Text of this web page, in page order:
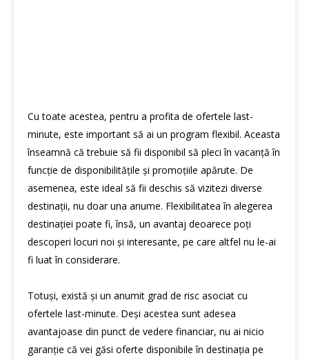
Cu toate acestea, pentru a profita de ofertele last-
minute, este important să ai un program flexibil. Aceasta
înseamnă că trebuie să fii disponibil să pleci în vacanță în
funcție de disponibilitățile și promoțiile apărute. De
asemenea, este ideal să fii deschis să vizitezi diverse
destinații, nu doar una anume. Flexibilitatea în alegerea
destinației poate fi, însă, un avantaj deoarece poți
descoperi locuri noi și interesante, pe care altfel nu le-ai
fi luat în considerare.
Totuși, există și un anumit grad de risc asociat cu
ofertele last-minute. Deși acestea sunt adesea
avantajoase din punct de vedere financiar, nu ai nicio
garanție că vei găsi oferte disponibile în destinația pe